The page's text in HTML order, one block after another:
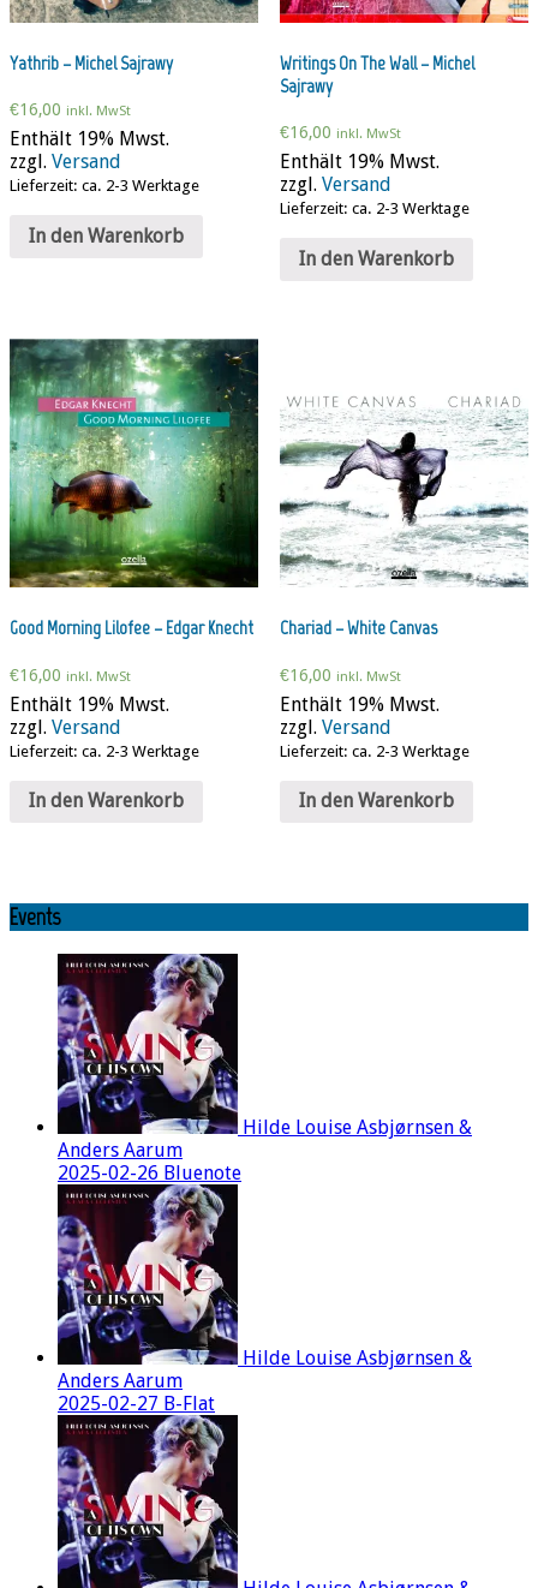
Yathrib – Michel Sajrawy
€16,00 inkl. MwSt
Enthält 19% Mwst.
zzgl. Versand
Lieferzeit: ca. 2-3 Werktage
In den Warenkorb
Writings On The Wall – Michel
Sajrawy
€16,00 inkl. MwSt
Enthält 19% Mwst.
zzgl. Versand
Lieferzeit: ca. 2-3 Werktage
In den Warenkorb
Good Morning Lilofee – Edgar Knecht
€16,00 inkl. MwSt
Enthält 19% Mwst.
zzgl. Versand
Lieferzeit: ca. 2-3 Werktage
In den Warenkorb
Chariad – White Canvas
€16,00 inkl. MwSt
Enthält 19% Mwst.
zzgl. Versand
Lieferzeit: ca. 2-3 Werktage
In den Warenkorb
Events
Hilde Louise Asbjørnsen &
Anders Aarum
2025-02-26 Bluenote
Hilde Louise Asbjørnsen &
Anders Aarum
2025-02-27 B-Flat